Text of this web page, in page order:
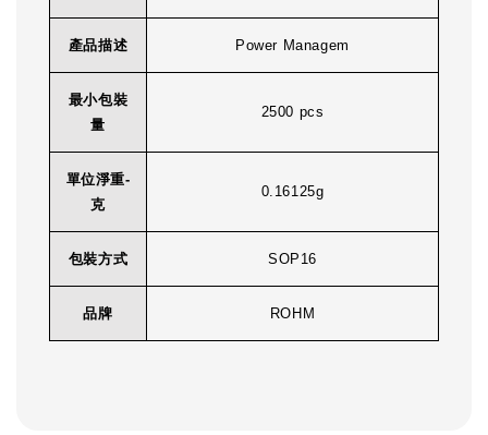
產品描述 Power Managem
最小包裝
量
2500 pcs
單位淨重-
克
0.16125g
包裝方式 SOP16
品牌 ROHM